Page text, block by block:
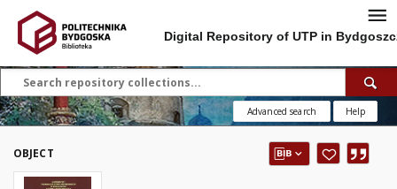
Digital Repository of UTP in
Advanced search Help
OBJECT